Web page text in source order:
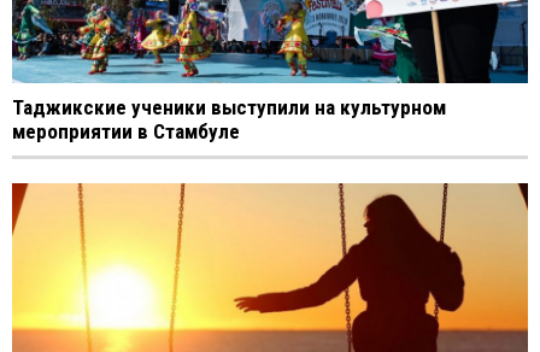
Таджикские ученики выступили на культурном
мероприятии в Стамбуле